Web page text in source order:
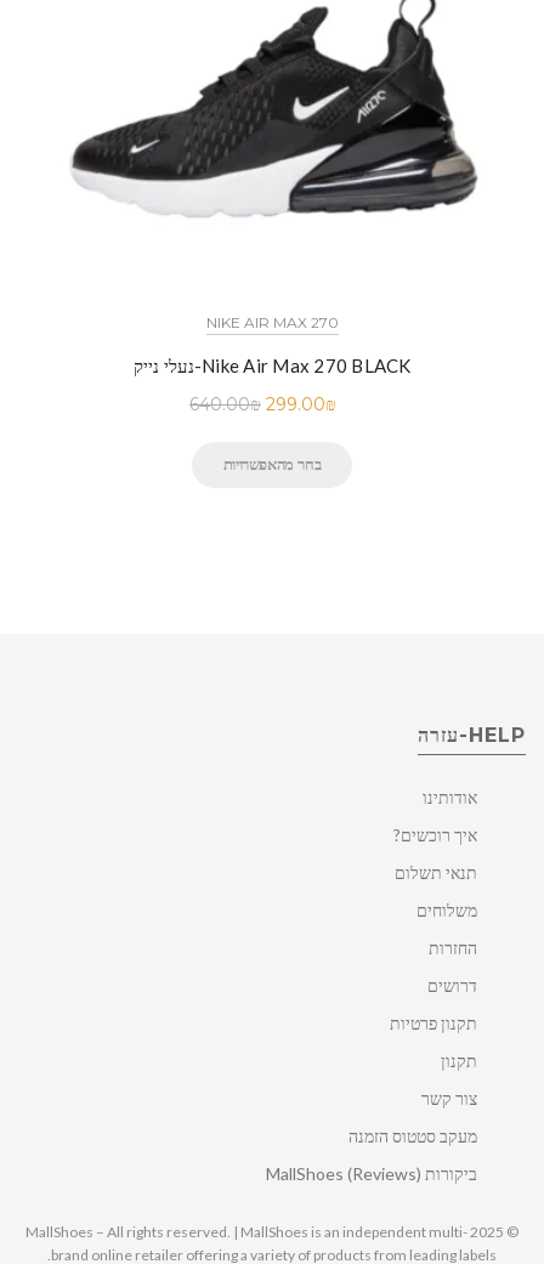
NIKE AIR MAX 270
נעלי נייק-Nike Air Max 270 BLACK
640.00₪ 299.00₪
בחר מהאפשרויות
HELP-עזרה
אודותינו
איך רוכשים?
תנאי תשלום
משלוחים
החזרות
דרושים
תקנון פרטיות
תקנון
צור קשר
מעקב סטטוס הזמנה
ביקורות MallShoes (Reviews)
© 2025 MallShoes – All rights reserved. | MallShoes is an independent multi-
brand online retailer offering a variety of products from leading labels.